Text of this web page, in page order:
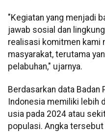
"Kegiatan yang menjadi
jawab sosial dan
realisasi komitmen kami
masyarakat, terutama
pelabuhan," ujarnya.
Berdasarkan data
Indonesia memiliki lebih
usia pada 2024 atau
populasi. Angka